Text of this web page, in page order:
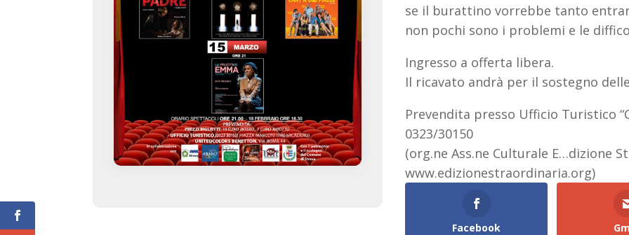
se il burattino vorrebbe tanto
non pochi sono i problemi e le
Ingresso a offerta libera.
Il ricavato andrà per il sostegno
Prevendita presso Ufficio Turistico
0323/30150
(org.ne Ass.ne Culturale E…dizione
www.edizionestraordinaria.org)
Facebook